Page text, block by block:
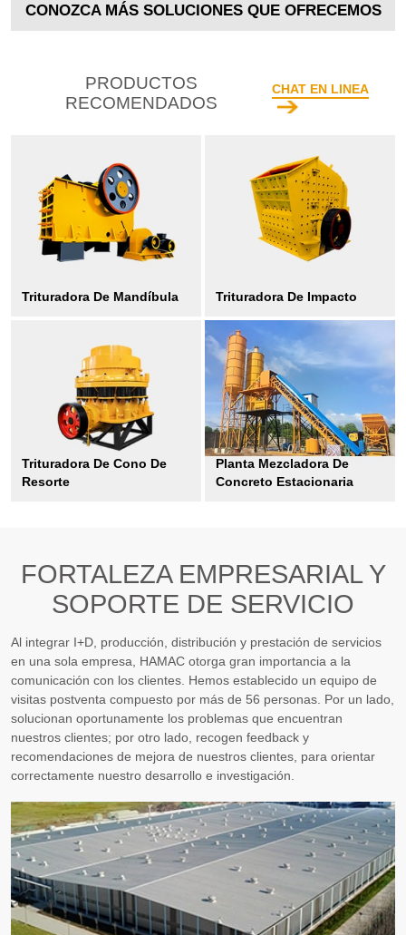
CONOZCA MÁS SOLUCIONES QUE OFRECEMOS
PRODUCTOS
RECOMENDADOS
CHAT EN LINEA
Trituradora De Mandíbula Trituradora De Impacto
Trituradora De Cono De
Resorte
Planta Mezcladora De
Concreto Estacionaria
FORTALEZA EMPRESARIAL Y
SOPORTE DE SERVICIO
Al integrar I+D, producción, distribución y prestación de servicios
en una sola empresa, HAMAC otorga gran importancia a la
comunicación con los clientes. Hemos establecido un equipo de
visitas postventa compuesto por más de 56 personas. Por un lado,
solucionan oportunamente los problemas que encuentran
nuestros clientes; por otro lado, recogen feedback y
recomendaciones de mejora de nuestros clientes, para orientar
correctamente nuestro desarrollo e investigación.